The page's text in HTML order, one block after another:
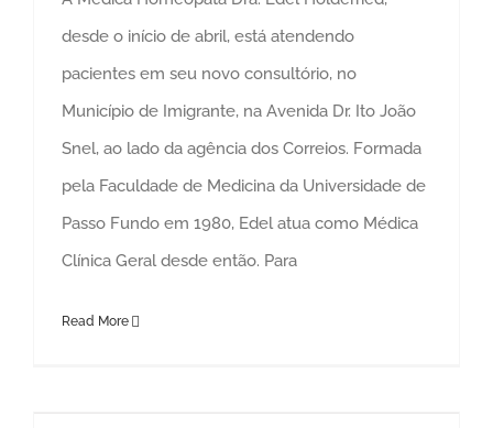
desde o início de abril, está atendendo
pacientes em seu novo consultório, no
Município de Imigrante, na Avenida Dr. Ito João
Snel, ao lado da agência dos Correios. Formada
pela Faculdade de Medicina da Universidade de
Passo Fundo em 1980, Edel atua como Médica
Clínica Geral desde então. Para
Read More